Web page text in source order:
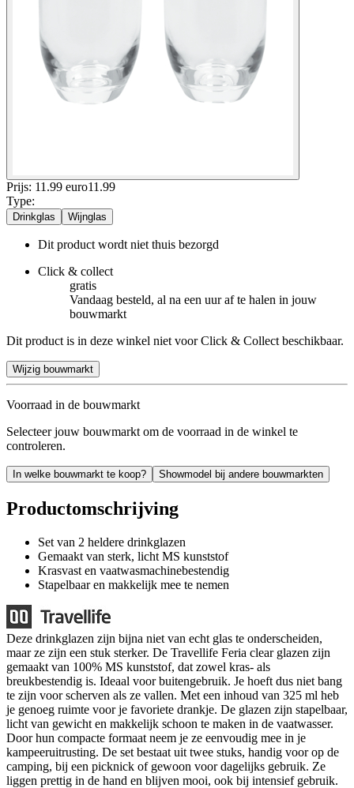
Prijs: 11.99 euro11 .99
Type:
Drinkglas Wijnglas
Dit product wordt niet thuis bezorgd
Click & collect
gratis
Vandaag besteld, al na een uur af te halen in jouw
bouwmarkt
Dit product is in deze winkel niet voor Click & Collect beschikbaar.
Wijzig bouwmarkt
Voorraad in de bouwmarkt
Selecteer jouw bouwmarkt om de voorraad in de winkel te
controleren.
In welke bouwmarkt te koop? Showmodel bij andere bouwmarkten
Productomschrijving
Set van 2 heldere drinkglazen
Gemaakt van sterk, licht MS kunststof
Krasvast en vaatwasmachinebestendig
Stapelbaar en makkelijk mee te nemen
Deze drinkglazen zijn bijna niet van echt glas te onderscheiden,
maar ze zijn een stuk sterker. De Travellife Feria clear glazen zijn
gemaakt van 100% MS kunststof, dat zowel kras- als
breukbestendig is. Ideaal voor buitengebruik. Je hoeft dus niet bang
te zijn voor scherven als ze vallen. Met een inhoud van 325 ml heb
je genoeg ruimte voor je favoriete drankje. De glazen zijn stapelbaar,
licht van gewicht en makkelijk schoon te maken in de vaatwasser.
Door hun compacte formaat neem je ze eenvoudig mee in je
kampeeruitrusting. De set bestaat uit twee stuks, handig voor op de
camping, bij een picknick of gewoon voor dagelijks gebruik. Ze
liggen prettig in de hand en blijven mooi, ook bij intensief gebruik.